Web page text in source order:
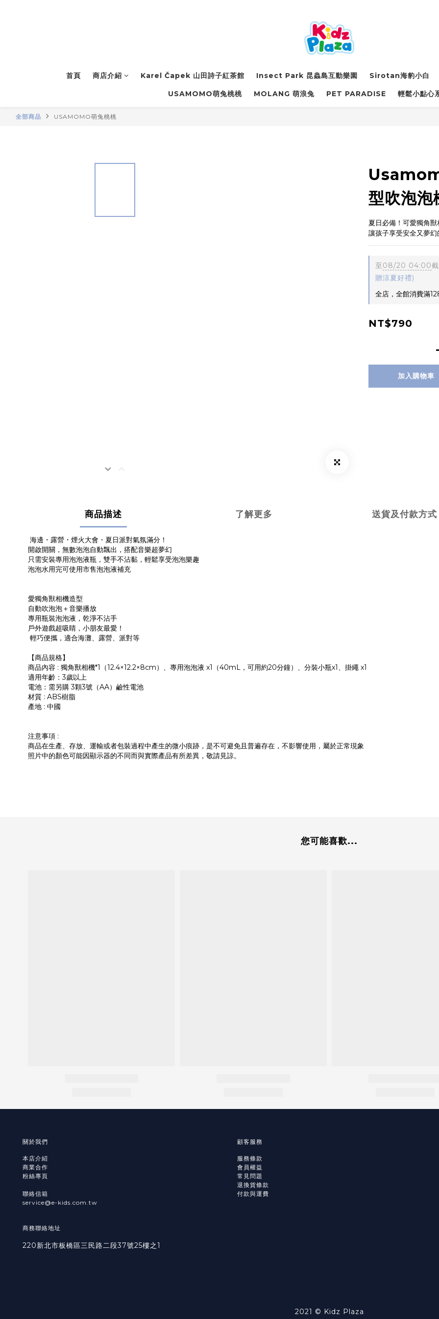
首頁 商店介紹 Karel Čapek 山田詩子紅茶館 Insect Park 昆蟲島互動樂園 Sirotan海豹小白
USAMOMO萌兔桃桃 MOLANG 萌浪兔 PET PARADISE 輕鬆小點心
全部商品 USAMOMO萌兔桃桃
型吹泡泡
夏日必備！可愛獨角
讓孩子享受安全又夢幻
至08/20 04:00
贈涼夏好禮)
全店，全館消費滿
NT$790
加入購物車
商品描述 了解更多 送貨及付款方式
海邊・露營・煙火大會・夏日派對氣氛滿分！
開啟開關，無數泡泡自動飄出，搭配音樂超夢幻
只需安裝專用泡泡液瓶，雙手不沾黏，輕鬆享受泡泡樂趣
泡泡水用完可使用市售泡泡液補充
愛獨角獸相機造型
自動吹泡泡＋音樂播放
專用瓶裝泡泡液，乾淨不沾手
戶外遊戲超吸睛，小朋友最愛！
輕巧便攜，適合海灘、露營、派對等
【商品規格】
商品內容 : 獨角獸相機*1（12.4×12.2×8cm）、專用泡泡液 x1（40mL，可用約20分鐘）、分裝小瓶x1、掛繩 x1
適用年齡：3歲以上
電池：需另購 3顆3號（AA）鹼性電池
材質 : ABS樹脂
產地 : 中國
注意事項 :
商品在生產、存放、運輸或者包裝過程中產生的微小痕跡，是不可避免且普遍存在，不影響使用，屬於正常現象
照片中的顏色可能因顯示器的不同而與實際產品有所差異，敬請見諒。
您可能喜歡...
關於我們
本店介紹
商業合作
粉絲專頁
聯絡信箱
service@e-kids.com.tw
商務聯絡地址
220新北市板橋區三民路二段37號25樓之1
顧客服務
服務條款
會員權益
常見問題
退換貨條款
付款與運費
2021 © Kidz Plaza